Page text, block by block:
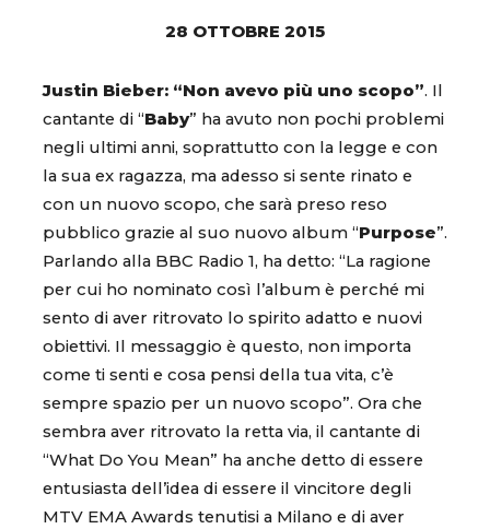
28 OTTOBRE 2015
Justin Bieber: “Non avevo più uno scopo”. Il
cantante di “Baby” ha avuto non pochi problemi
negli ultimi anni, soprattutto con la legge e con
la sua ex ragazza, ma adesso si sente rinato e
con un nuovo scopo, che sarà preso reso
pubblico grazie al suo nuovo album “Purpose”.
Parlando alla BBC Radio 1, ha detto: “La ragione
per cui ho nominato così l’album è perché mi
sento di aver ritrovato lo spirito adatto e nuovi
obiettivi. Il messaggio è questo, non importa
come ti senti e cosa pensi della tua vita, c’è
sempre spazio per un nuovo scopo”. Ora che
sembra aver ritrovato la retta via, il cantante di
“What Do You Mean” ha anche detto di essere
entusiasta dell’idea di essere il vincitore degli
MTV EMA Awards tenutisi a Milano e di aver